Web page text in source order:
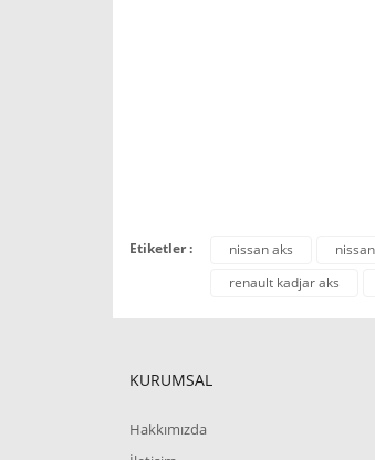
Etiketler : nissan aks
renault kadjar aks
KURUMSAL
Hakkımızda